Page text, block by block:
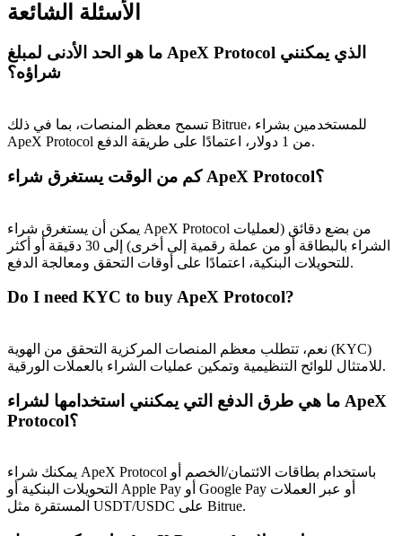
الأسئلة الشائعة
ما هو الحد الأدنى لمبلغ ApeX Protocol الذي يمكنني
شراؤه؟
تسمح معظم المنصات، بما في ذلك Bitrue، للمستخدمين بشراء
ApeX Protocol من 1 دولار، اعتمادًا على طريقة الدفع.
كم من الوقت يستغرق شراء ApeX Protocol؟
يمكن أن يستغرق شراء ApeX Protocol من بضع دقائق (لعمليات
الشراء بالبطاقة أو من عملة رقمية إلى أخرى) إلى 30 دقيقة أو أكثر
للتحويلات البنكية، اعتمادًا على أوقات التحقق ومعالجة الدفع.
Do I need KYC to buy ApeX Protocol?
نعم، تتطلب معظم المنصات المركزية التحقق من الهوية (KYC)
للامتثال للوائح التنظيمية وتمكين عمليات الشراء بالعملات الورقية.
ما هي طرق الدفع التي يمكنني استخدامها لشراء ApeX
Protocol؟
يمكنك شراء ApeX Protocol باستخدام بطاقات الائتمان/الخصم أو
التحويلات البنكية أو Apple Pay أو Google Pay أو عبر العملات
المستقرة مثل USDT/USDC على Bitrue.